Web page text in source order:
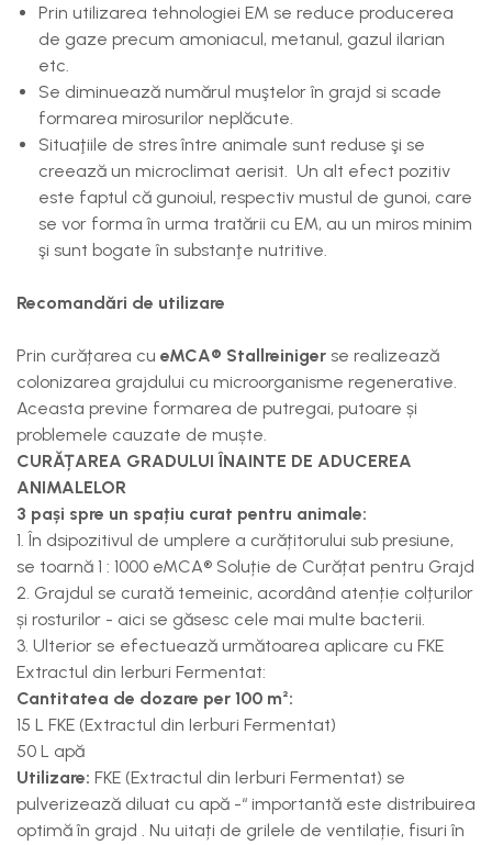
Prin utilizarea tehnologiei EM se reduce producerea
de gaze precum amoniacul, metanul, gazul ilarian
etc.
Se diminuează numărul muştelor în grajd si scade
formarea mirosurilor neplăcute.
Situaţiile de stres între animale sunt reduse şi se
creează un microclimat aerisit. Un alt efect pozitiv
este faptul că gunoiul, respectiv mustul de gunoi, care
se vor forma în urma tratării cu EM, au un miros minim
şi sunt bogate în substanţe nutritive.
Recomandări de utilizare
Prin curățarea cu eMCA® Stallreiniger se realizează
colonizarea grajdului cu microorganisme regenerative.
Aceasta previne formarea de putregai, putoare și
problemele cauzate de muște.
CURĂȚAREA GRADULUI ÎNAINTE DE ADUCEREA
ANIMALELOR
3 pași spre un spațiu curat pentru animale:
1. În dsipozitivul de umplere a curățitorului sub presiune,
se toarnă 1 : 1000 eMCA® Soluție de Curățat pentru Grajd
2. Grajdul se curată temeinic, acordând atenție colțurilor
și rosturilor - aici se găsesc cele mai multe bacterii.
3. Ulterior se efectuează următoarea aplicare cu FKE
Extractul din Ierburi Fermentat:
Cantitatea de dozare per 100 m²:
15 L FKE (Extractul din Ierburi Fermentat)
50 L apă
Utilizare: FKE (Extractul din Ierburi Fermentat) se
pulverizează diluat cu apă -“ importantă este distribuirea
optimă în grajd . Nu uitați de grilele de ventilație, fisuri în